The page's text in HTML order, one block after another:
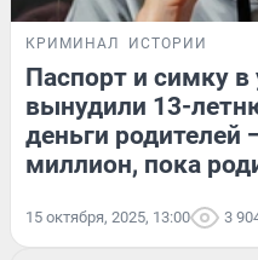
КРИМИНАЛ ИСТОРИИ
Паспорт и симку
вынудили 13-
деньги родителей
миллион, пока
15 октября, 2025, 13:00 3